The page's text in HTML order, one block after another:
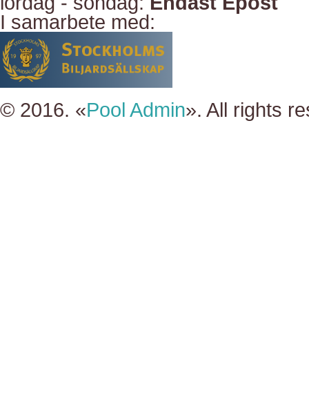
I samarbete med:
© 2016. «Pool Admin». All rights